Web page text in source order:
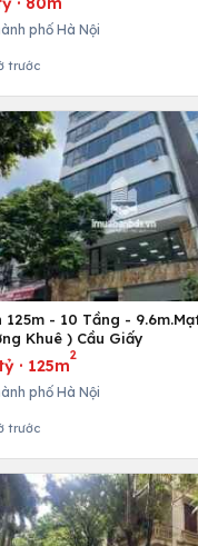
phố Hà Nội
trước
125m - 10 Tầng -
Khuê ) Cầu Giấy
· 125m
2
phố Hà Nội
trước